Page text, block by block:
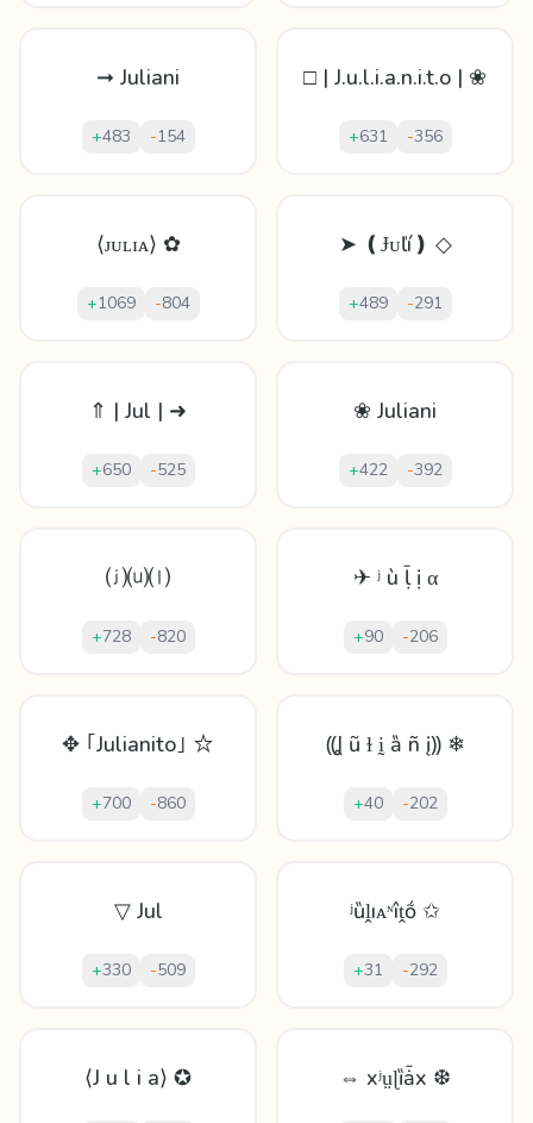
➞ Juliani
+483 -154
□ | J.u.l.i.a.n.i.t.o | ❀
+631 -356
⟨ᴊᴜʟɪᴀ⟩ ✿
+1069 -804
➤ ❪Ɉᴜľí❫ ◇
+489 -291
⇑ | Jul | ➜
+650 -525
❀ Juliani
+422 -392
⒥⒰⒧
+728 -820
✈ ʲ ù ḹ ị α
+90 -206
✥ ｢Julianito｣ ☆
+700 -860
⸨Ʝ ũ ɫ ḭ ȁ ñ į⸩ ❄
+40 -202
▽ Jul
+330 -509
ʲȕḽıᴀᶰîṱṍ ✩
+31 -292
⟨J u l i a⟩ ✪ ⇔ xʲṳɭȉǡx ❆